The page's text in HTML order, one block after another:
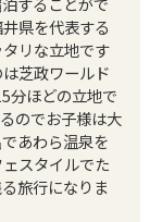
県を代表する
リな立地です
芝政ワールド
分ほどの立地で
のでお子様は大
あわら温泉を
スタイルでた
旅行になりま